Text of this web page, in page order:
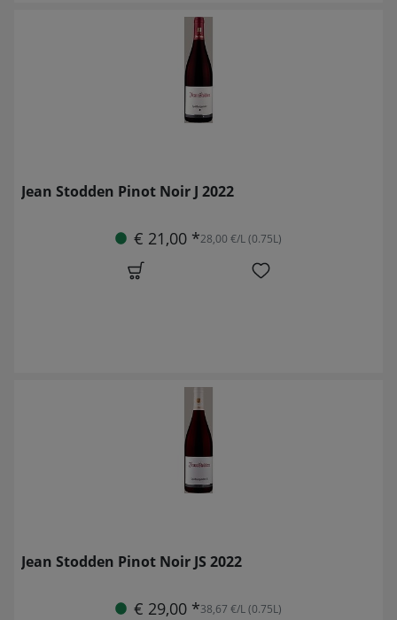
Jean Stodden Pinot Noir J 2022
€ 21,00 *28,00 €/L (0.75L)
Jean Stodden Pinot Noir JS 2022
€ 29,00 *38,67 €/L (0.75L)